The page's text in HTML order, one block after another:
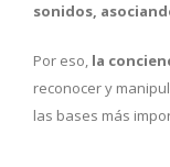
sonidos,
Por eso, la
reconocer y
las bases más